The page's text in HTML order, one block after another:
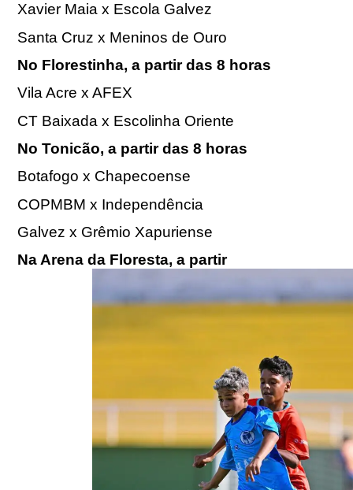
Xavier Maia x Escola Galvez
Santa Cruz x Meninos de Ouro
No Florestinha, a partir das 8 horas
Vila Acre x AFEX
CT Baixada x Escolinha Oriente
No Tonicão, a partir das 8 horas
Botafogo x Chapecoense
COPMBM x Independência
Galvez x Grêmio Xapuriense
Na Arena da Floresta, a partir